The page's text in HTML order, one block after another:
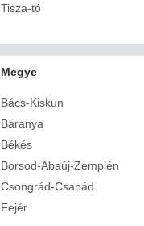
Tisza-tó
Megye
Bács-Kiskun
Baranya
Békés
Borsod-Abaúj-Zemplén
Csongrád-Csanád
Fejér